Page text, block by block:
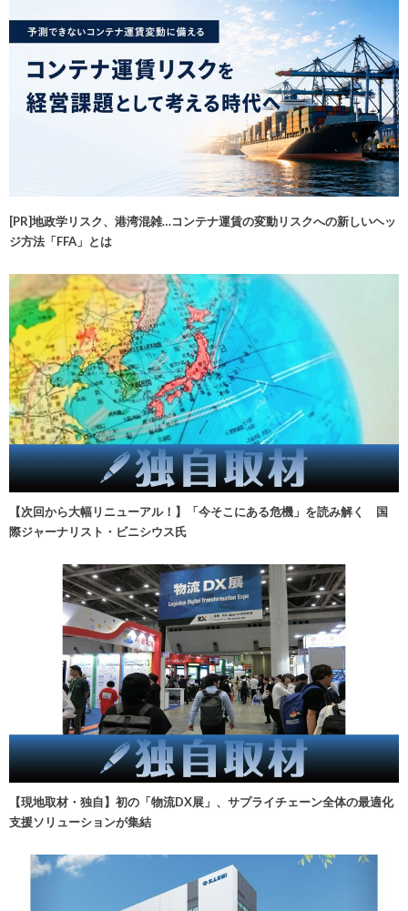
[PR]地政学リスク、港湾混雑…コンテナ運賃の変動リスクへの新しいヘッ
ジ方法「FFA」とは
【次回から大幅リニューアル！】「今そこにある危機」を読み解く 国
際ジャーナリスト・ビニシウス氏
【現地取材・独自】初の「物流DX展」、サプライチェーン全体の最適化
支援ソリューションが集結